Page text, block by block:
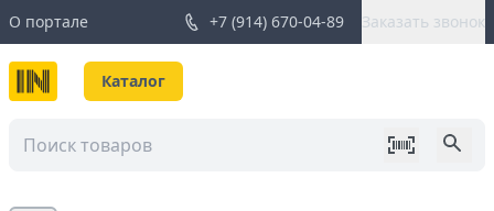
О портале +7 (914) 670-04-89 Заказать звонок
Каталог